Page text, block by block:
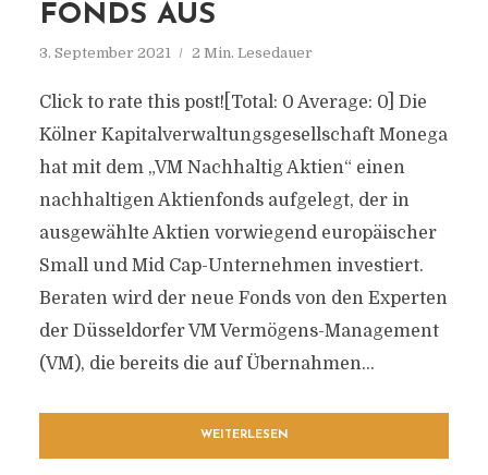
FONDS AUS
3. September 2021 2 Min. Lesedauer
Click to rate this post![Total: 0 Average: 0] Die
Kölner Kapitalverwaltungsgesellschaft Monega
hat mit dem „VM Nachhaltig Aktien“ einen
nachhaltigen Aktienfonds aufgelegt, der in
ausgewählte Aktien vorwiegend europäischer
Small und Mid Cap-Unternehmen investiert.
Beraten wird der neue Fonds von den Experten
der Düsseldorfer VM Vermögens-Management
(VM), die bereits die auf Übernahmen...
WEITERLESEN